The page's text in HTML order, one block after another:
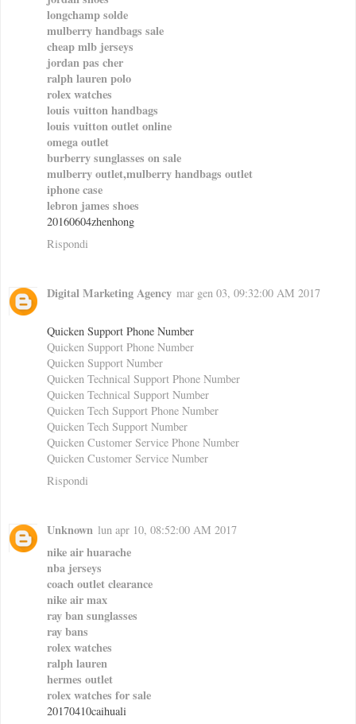
longchamp solde
mulberry handbags sale
cheap mlb jerseys
jordan pas cher
ralph lauren polo
rolex watches
louis vuitton handbags
louis vuitton outlet online
omega outlet
burberry sunglasses on sale
mulberry outlet,mulberry handbags outlet
iphone case
lebron james shoes
20160604zhenhong
Rispondi
Digital Marketing Agency mar gen 03, 09:32:00 AM 2017
Quicken Support Phone Number
Quicken Support Phone Number
Quicken Support Number
Quicken Technical Support Phone Number
Quicken Technical Support Number
Quicken Tech Support Phone Number
Quicken Tech Support Number
Quicken Customer Service Phone Number
Quicken Customer Service Number
Rispondi
Unknown lun apr 10, 08:52:00 AM 2017
nike air huarache
nba jerseys
coach outlet clearance
nike air max
ray ban sunglasses
ray bans
rolex watches
ralph lauren
hermes outlet
rolex watches for sale
20170410caihuali